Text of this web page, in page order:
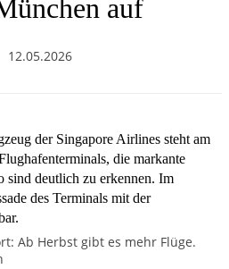
auf
12.05.2026
Ab Herbst gibt es mehr Flüge.